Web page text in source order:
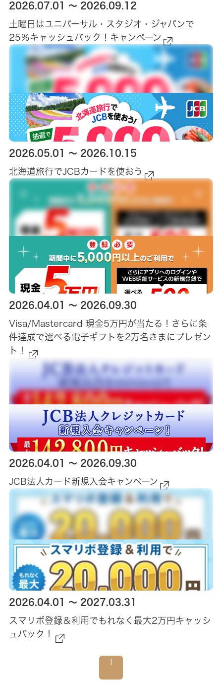
2026.07.01 ～ 2026.09.12
土曜日はユニバーサル・スタジオ・ジャパンで
25％キャッシュバック！キャンぺーン
2026.05.01 ～ 2026.10.15
北海道旅行でJCBカードを使おう
2026.04.01 ～ 2026.09.30
Visa/Mastercard 現金5万円が当たる！さらに条
件達成で選べる電子ギフトを2万名さまにプレゼン
ト！
2026.04.01 ～ 2026.09.30
JCB法人カード新規入会キャンペーン
2026.04.01 ～ 2027.03.31
スマリボ登録＆利用でもれなく最大2万円キャッシ
ュバック！